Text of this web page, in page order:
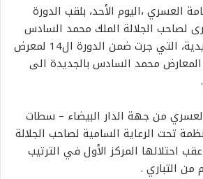
العسري ،اليوم الأحد، بلقب الدورة
لصاحب الجلالة الملك محمد السادس
لفنون الفروسية التقليدية، التي جرت ضمن الدورة ال14 لمعرض
المعارض محمد السادس بالجديدة الى
من جهة الدار البيضاء – سطات
تحت الرعاية السامية لصاحب الجلالة
احتلالها المركز الأول في الترتيب
من التباري .